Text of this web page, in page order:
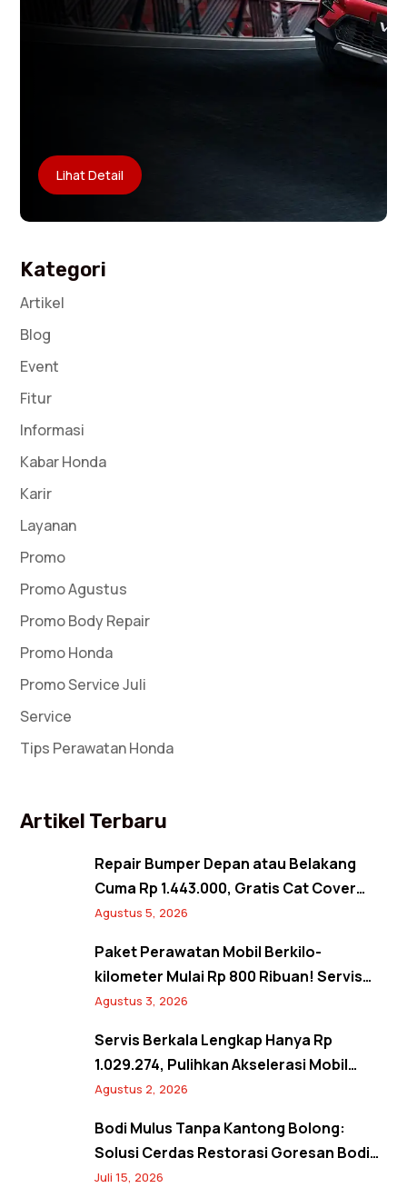
Lihat Detail
Kategori
Artikel
Blog
Event
Fitur
Informasi
Kabar Honda
Karir
Layanan
Promo
Promo Agustus
Promo Body Repair
Promo Honda
Promo Service Juli
Service
Tips Perawatan Honda
Artikel Terbaru
Repair Bumper Depan atau Belakang
Cuma Rp 1.443.000, Gratis Cat Cover
Spion! Back to Shine Promo Agustus
Agustus 5, 2026
Paket Perawatan Mobil Berkilo-
kilometer Mulai Rp 800 Ribuan! Servis
Semangat Kemerdekaan Promo Agustus
Agustus 3, 2026
Servis Berkala Lengkap Hanya Rp
1.029.274, Pulihkan Akselerasi Mobil
Seperti Baru! Back to Prime Promo
Agustus 2, 2026
Bodi Mulus Tanpa Kantong Bolong:
Solusi Cerdas Restorasi Goresan Bodi
Mobil Hemat Biaya
Juli 15, 2026